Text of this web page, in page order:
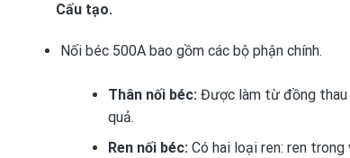
Cấu tạo.
Nối béc 500A bao gồm các bộ phận chính.
Thân nối béc:Được làm từ đồng thau
quả.
Ren nối béc:Có hai loại ren: ren trong